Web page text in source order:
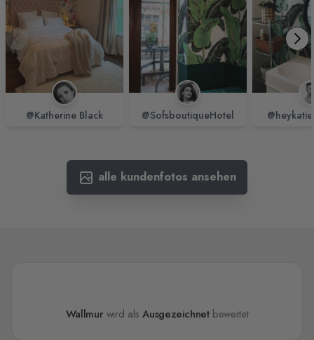
@Katherine Black @SofsboutiqueHotel
alle kundenfotos ansehen
Wallmur wird alsAusgezeichnetbewertet